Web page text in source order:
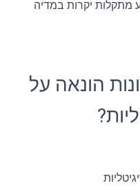
מתקלות יקרות במדיה
הונאה על